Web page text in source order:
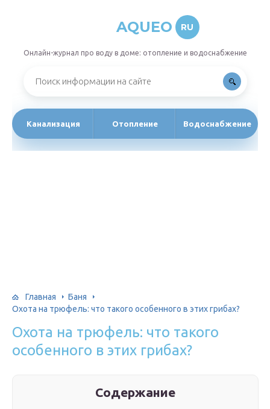
AQUEO RU
Онлайн-журнал про воду в доме: отопление и водоснабжение
Канализация Отопление Водоснабжение
Главная
Баня
Охота на трюфель: что такого особенного в этих грибах?
Охота на трюфель: что такого
особенного в этих грибах?
Содержание